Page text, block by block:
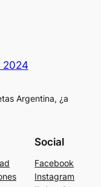
2024
Argentina, ¿a
Social
Facebook
Instagram